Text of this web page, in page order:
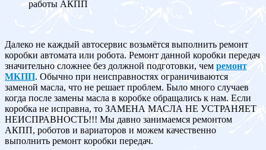
работы АКПП
Далеко не каждый автосервис возьмётся выполнить ремонт
коробки автомата или робота. Ремонт данной коробки передач
значительно сложнее без должной подготовки, чем ремонт
МКПП. Обычно при неисправностях ограничиваются
заменой масла, что не решает проблем. Было много случаев
когда после замены масла в коробке обращались к нам. Если
коробка не исправна, то ЗАМЕНА МАСЛА НЕ УСТРАНЯЕТ
НЕИСПРАВНОСТЬ!!! Мы давно занимаемся ремонтом
АКПП, роботов и вариаторов и можем качественно
выполнить ремонт коробки передач.